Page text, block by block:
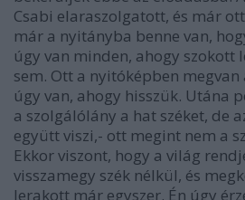
Csabi elaraszolgatott, és már
már a nyitányba benne van,
úgy van minden, ahogy szokott
sem. Ott a nyitóképben megvan
úgy van, ahogy hisszük. Utána
a szolgálólány a hat széket, de
együtt viszi,- ott megint nem a
Ekkor viszont, hogy a világ
visszamegy szék nélkül, és
lerakott már egyszer. Én úgy